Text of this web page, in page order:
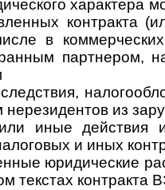
характера
контракта
в
партнером,
нерезидентов из
иные действия
и иных
юридические
текстах